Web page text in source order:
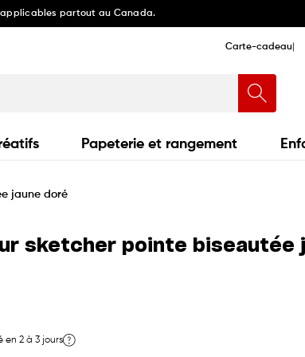
partout au Canada.
Carte-cadeau
Papeterie et rangement
jaune doré
sketcher pointe biseautée
en 2 à 3 jours